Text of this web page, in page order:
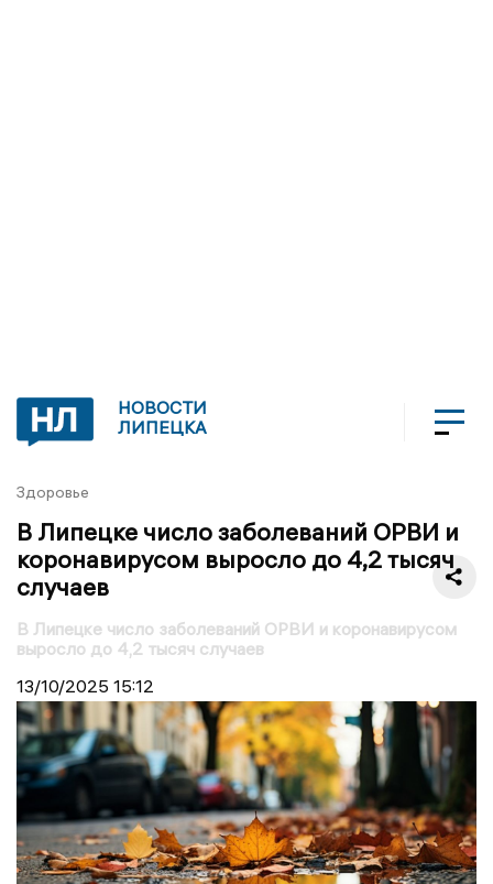
НОВОСТИ
ЛИПЕЦКА
Здоровье
В Липецке число заболеваний ОРВИ и
коронавирусом выросло до 4,2 тысяч
случаев
В Липецке число заболеваний ОРВИ и коронавирусом
выросло до 4,2 тысяч случаев
13/10/2025 15:12